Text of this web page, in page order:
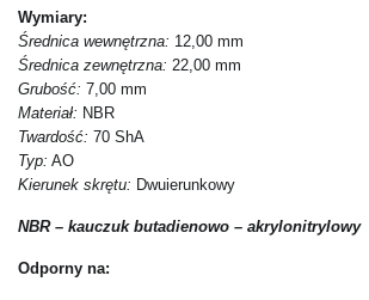
Wymiary:
Średnica wewnętrzna: 12,00 mm
Średnica zewnętrzna: 22,00 mm
Grubość: 7,00 mm
Materiał: NBR
Twardość: 70 ShA
Typ: AO
Kierunek skrętu: Dwuierunkowy
NBR – kauczuk butadienowo – akrylonitrylowy
Odporny na: